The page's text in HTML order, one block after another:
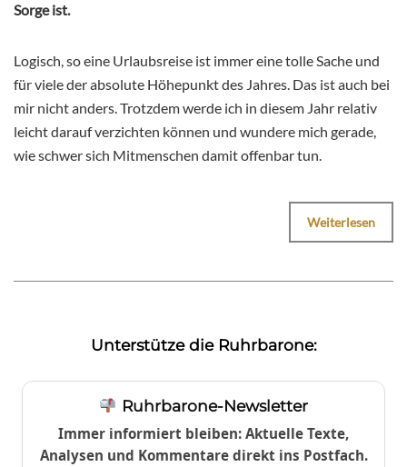
Sorge ist.
Logisch, so eine Urlaubsreise ist immer eine tolle Sache und
für viele der absolute Höhepunkt des Jahres. Das ist auch bei
mir nicht anders. Trotzdem werde ich in diesem Jahr relativ
leicht darauf verzichten können und wundere mich gerade,
wie schwer sich Mitmenschen damit offenbar tun.
Weiterlesen
Unterstütze die Ruhrbarone:
Ruhrbarone-Newsletter
Immer informiert bleiben: Aktuelle Texte,
Analysen und Kommentare direkt ins Postfach.